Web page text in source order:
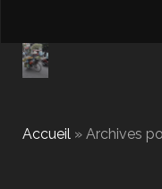
Accueil» Archives